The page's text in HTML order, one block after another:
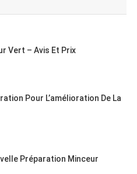
Vert – Avis Et Prix
Pour L’amélioration De La
Préparation Minceur